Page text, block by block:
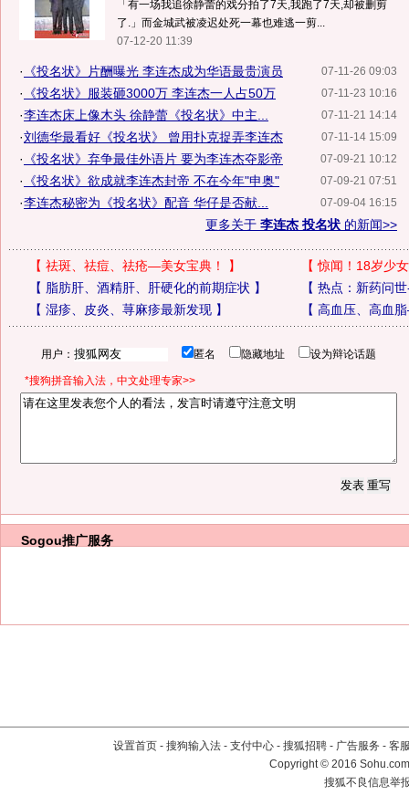
「有一场我追徐静蕾的戏分拍了7天,我跑了7天,却被删剪
了.」而金城武被凌迟处死一幕也难逃一剪...
07-12-20 11:39
07-11-26 09:03
· 《投名状》片酬曝光 李连杰成为华语最贵演员
07-11-23 10:16
· 《投名状》服装砸3000万 李连杰一人占50万
07-11-21 14:14
·李连杰床上像木头 徐静蕾《投名状》中主...
07-11-14 15:09
·刘德华最看好《投名状》 曾用扑克捉弄李连杰
07-09-21 10:12
· 《投名状》弃争最佳外语片 要为李连杰夺影帝
07-09-21 07:51
· 《投名状》欲成就李连杰封帝 不在今年"申奥"
07-09-04 16:15
·李连杰秘密为《投名状》配音 华仔是否献...
更多关于 李连杰 投名状 的新闻>>
【 祛斑、祛痘、祛疮—美女宝典！ 】 【惊闻！18岁少
【 脂肪肝、酒精肝、肝硬化的前期症状 】 【 热点：新药问
【 湿疹、皮炎、荨麻疹最新发现】 【 高血压、高血
用户： 匿名 隐藏地址 设为辩论话题
*搜狗拼音输入法，中文处理专家>>
Sogou推广服务
设置首页 - 搜狗输入法 - 支付中心 - 搜狐招聘 - 广告服务 - 客
Copyright©2016
搜狐不良信息举